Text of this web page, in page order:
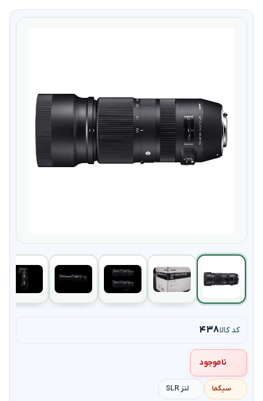
کد کالا۴۳۸
ناموجود
سیگما لنز SLR